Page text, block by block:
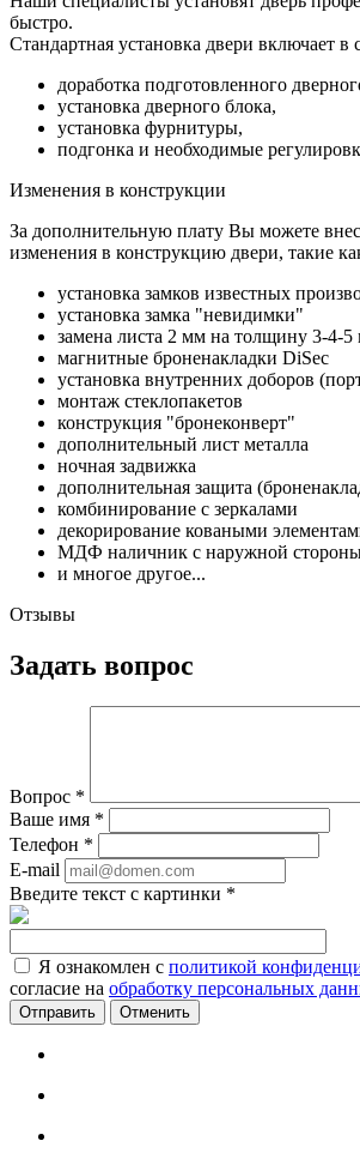
быстро.
Стандартная установка двери включает в
доработка подготовленного
установка дверного блока,
установка фурнитуры,
подгонка и необходимые
Изменения в конструкции
За дополнительную плату Вы можете
изменения в конструкцию двери, такие
установка замков известных
установка замка "невидимки"
замена листа 2 мм на толщину 3-4-
магнитные броненакладки DiSec
установка внутренних доборов
монтаж стеклопакетов
конструкция "бронеконверт"
дополнительный лист металла
ночная задвижка
дополнительная защита
комбинирование с зеркалами
декорирование коваными
МДФ наличник с наружной
и многое другое...
Отзывы
Задать вопрос
Вопрос *
Ваше имя *
Телефон *
E-mail
Введите текст с картинки *
Я ознакомлен с политикой
согласие на обработку персональных
Отменить